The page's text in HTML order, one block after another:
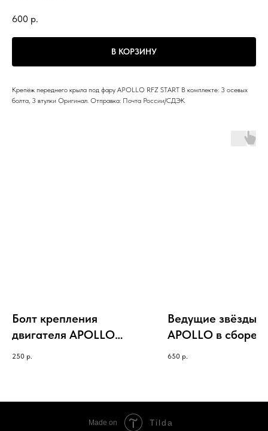
600 р.
В КОРЗИНУ
Крепёж переднего крыла под фару APOLLO RFZ START В комплекте: 3 осевых
болта, 3 втулки Оригинал. Отправка: Почта России/СДЭК
Болт крепления
двигателя APOLLO
(верхний)
250 р.
Ведущие звёзды
APOLLO в сборе
650 р.
Made on Tilda